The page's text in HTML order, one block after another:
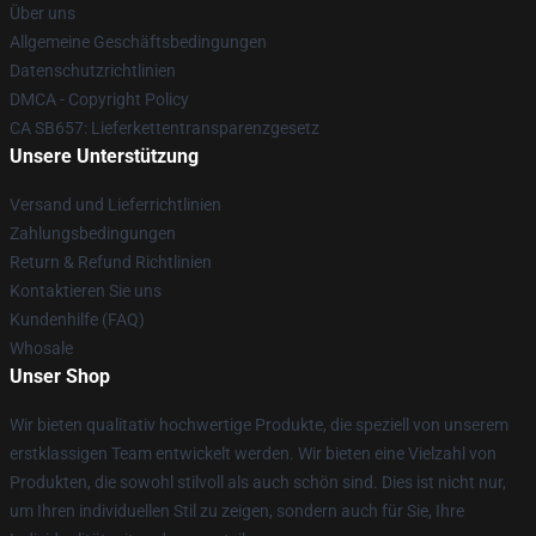
Über uns
Allgemeine Geschäftsbedingungen
Datenschutzrichtlinien
DMCA - Copyright Policy
CA SB657: Lieferkettentransparenzgesetz
Unsere Unterstützung
Versand und Lieferrichtlinien
Zahlungsbedingungen
Return & Refund Richtlinien
Kontaktieren Sie uns
Kundenhilfe (FAQ)
Whosale
Unser Shop
Wir bieten qualitativ hochwertige Produkte, die speziell von unserem
erstklassigen Team entwickelt werden. Wir bieten eine Vielzahl von
Produkten, die sowohl stilvoll als auch schön sind. Dies ist nicht nur,
um Ihren individuellen Stil zu zeigen, sondern auch für Sie, Ihre